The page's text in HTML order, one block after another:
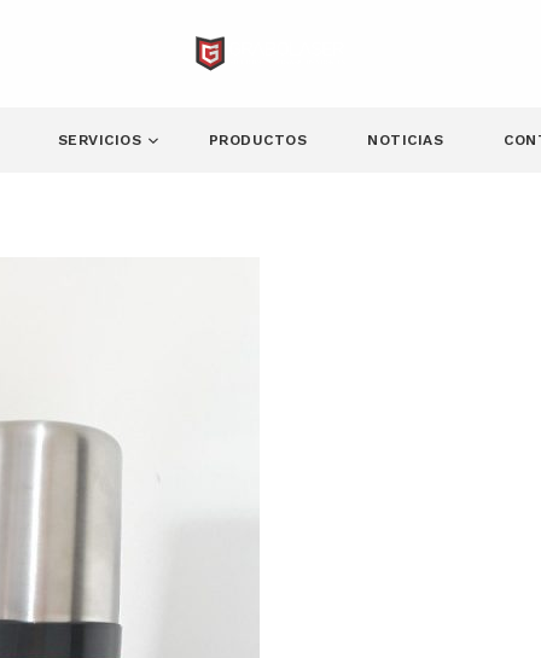
SERVICIOS PRODUCTOS NOTICIAS